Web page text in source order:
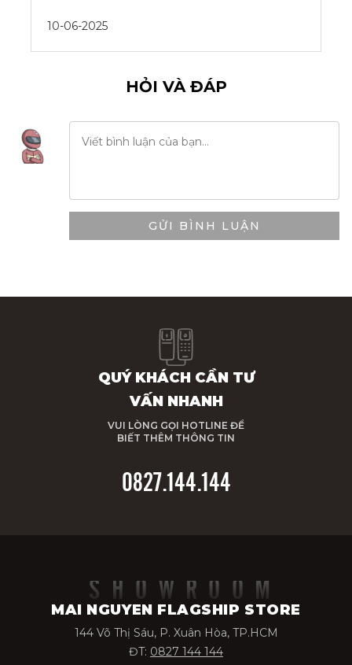
10-06-2025
HỎI VÀ ĐÁP
GỬI BÌNH LUẬN
QUÝ KHÁCH CẦN TƯ
VẤN NHANH
VUI LÒNG GỌI HOTLINE ĐỂ
BIẾT THÊM THÔNG TIN
0827.144.144
SHOWROOM
MAI NGUYEN FLAGSHIP STORE
144 Võ Thị Sáu, P. Xuân Hòa, TP.HCM
ĐT: 0827 144 144